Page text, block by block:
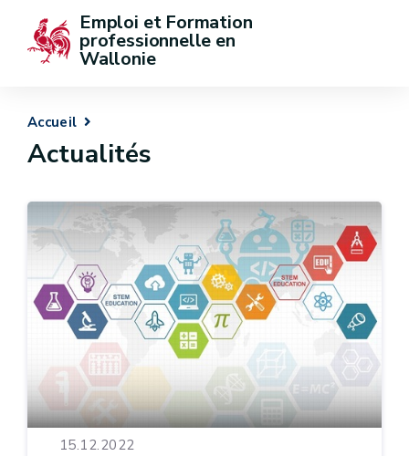
Emploi et Formation
professionnelle en
Wallonie
Accueil
Actualités
15.12.2022